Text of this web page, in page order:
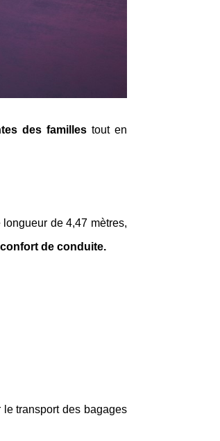
des famillestout en
de 4,47 mètres,
confort de conduite.
transport des bagages